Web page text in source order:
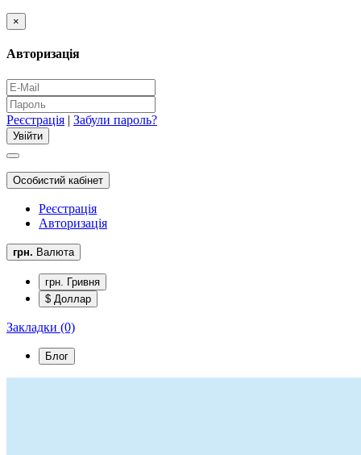
×
Авторизація
Реєстрація | Забули пароль?
Особистий кабінет
Реєстрація
Авторизація
грн. Валюта
грн. Гривня
$ Доллар
Закладки (0)
Блог